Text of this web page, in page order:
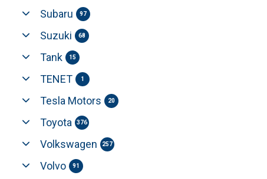
Subaru 97
Suzuki 68
Tank 15
TENET 1
Tesla Motors 20
Toyota 376
Volkswagen 257
Volvo 91